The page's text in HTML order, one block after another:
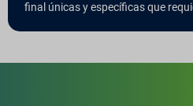
final únicas y específicas que